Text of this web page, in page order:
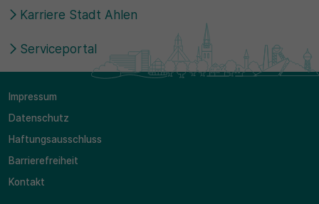
Karriere Stadt Ahlen
Serviceportal
Impressum
Datenschutz
Haftungsausschluss
Barrierefreiheit
Kontakt